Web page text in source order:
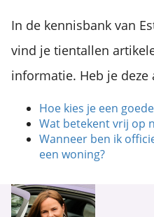
In de kennisbank van
vind je tientallen
informatie. Heb je deze
Hoe kies je een
Wat betekent vrij op
Wanneer ben ik
een woning?